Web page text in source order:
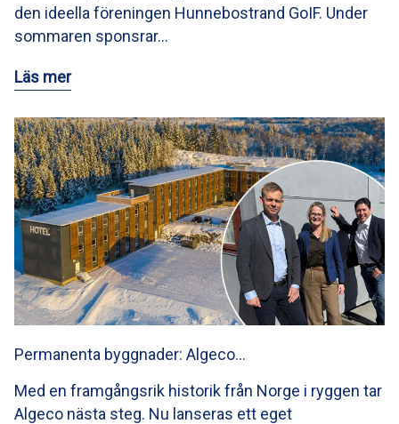
den ideella föreningen Hunnebostrand GoIF. Under
sommaren sponsrar…
Läs mer
Permanenta byggnader: Algeco…
Med en framgångsrik historik från Norge i ryggen tar
Algeco nästa steg. Nu lanseras ett eget